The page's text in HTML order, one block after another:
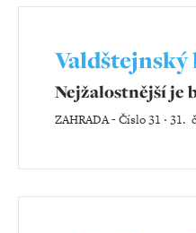
Valdštejnský
Nejžalostnější je
ZAHRADA-Číslo 31 ‧ 31.